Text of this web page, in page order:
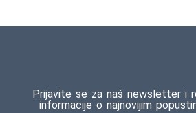
Prijavite se za naš newsletter i
informacije o najnovijim